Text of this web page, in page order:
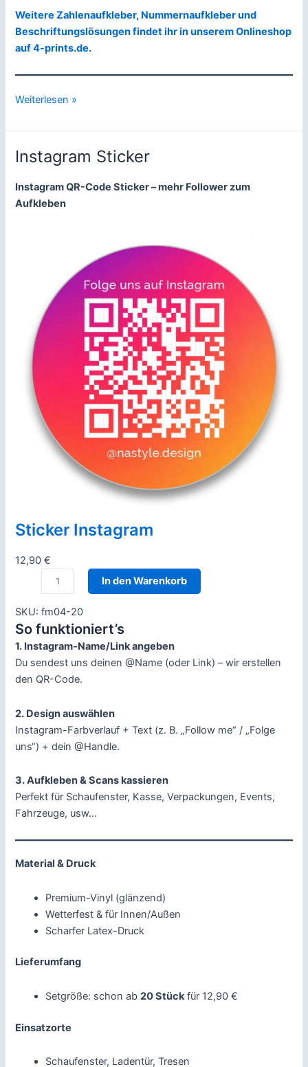
Weitere Zahlenaufkleber, Nummernaufkleber und
Beschriftungslösungen findet ihr in unserem Onlineshop
auf 4-prints.de.
Neue
25
mm
Zahlenaufkleber
jetzt
bei
Weiterlesen »
Instagram Sticker
Instagram QR-Code Sticker – mehr Follower zum
Aufkleben
Sticker Instagram
12,90€
i
c
k
e
r
n
s
g
r
a
M
e
In den Warenkorb
SKU: fm04-20
So funktioniert’s
1. Instagram-Name/Link angeben
Du sendest uns deinen @Name (oder Link) – wir erstellen
den QR-Code.
2. Design auswählen
Instagram-Farbverlauf + Text (z. B. „Follow me“ / „Folge
uns“) + dein @Handle.
3. Aufkleben & Scans kassieren
Perfekt für Schaufenster, Kasse, Verpackungen, Events,
Fahrzeuge, usw…
Material & Druck
Premium-Vinyl (glänzend)
Wetterfest & für Innen/Außen
Scharfer Latex-Druck
Lieferumfang
Setgröße: schon ab20 Stückfür 12,90 €
Einsatzorte
Schaufenster, Ladentür, Tresen